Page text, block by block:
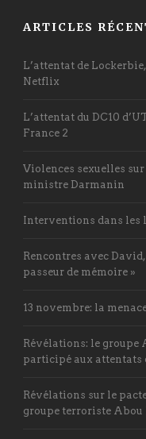
ARTICLES
L’attentat de
Netflix
L’attentat du DC10
France 2
Violences sexuelles
ministre Darmanin
Interventions dans les
Rencontres avec
passeur de mémoire »
13 novembre: la
Révélations: le groupe
participé aux attentats
Révélations sur le
groupe terroriste Abou